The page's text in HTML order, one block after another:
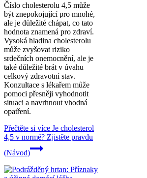
Číslo cholesterolu 4,5 může
být znepokojující pro mnohé,
ale je důležité chápat, co tato
hodnota znamená pro zdraví.
Vysoká hladina cholesterolu
může zvyšovat riziko
srdečních onemocnění, ale je
také důležité brát v úvahu
celkový zdravotní stav.
Konzultace s lékařem může
pomoci přesněji vyhodnotit
situaci a navrhnout vhodná
opatření.
Přečtěte si více Je cholesterol
4,5 v normě? Zjistěte pravdu
(Návod)